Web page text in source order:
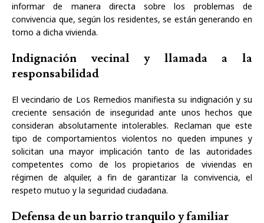
informar de manera directa sobre los problemas de
convivencia que, según los residentes, se están generando en
torno a dicha vivienda.
Indignación vecinal y llamada a la
responsabilidad
El vecindario de Los Remedios manifiesta su indignación y su
creciente sensación de inseguridad ante unos hechos que
consideran absolutamente intolerables. Reclaman que este
tipo de comportamientos violentos no queden impunes y
solicitan una mayor implicación tanto de las autoridades
competentes como de los propietarios de viviendas en
régimen de alquiler, a fin de garantizar la convivencia, el
respeto mutuo y la seguridad ciudadana.
Defensa de un barrio tranquilo y familiar